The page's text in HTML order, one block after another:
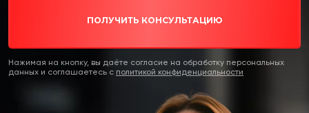
ПОЛУЧИТЬ КОНСУЛЬТАЦИЮ
Нажимая на кнопку, вы даёте согласие на обработку персональных
данных и соглашаетесь c политикой конфиденциальности